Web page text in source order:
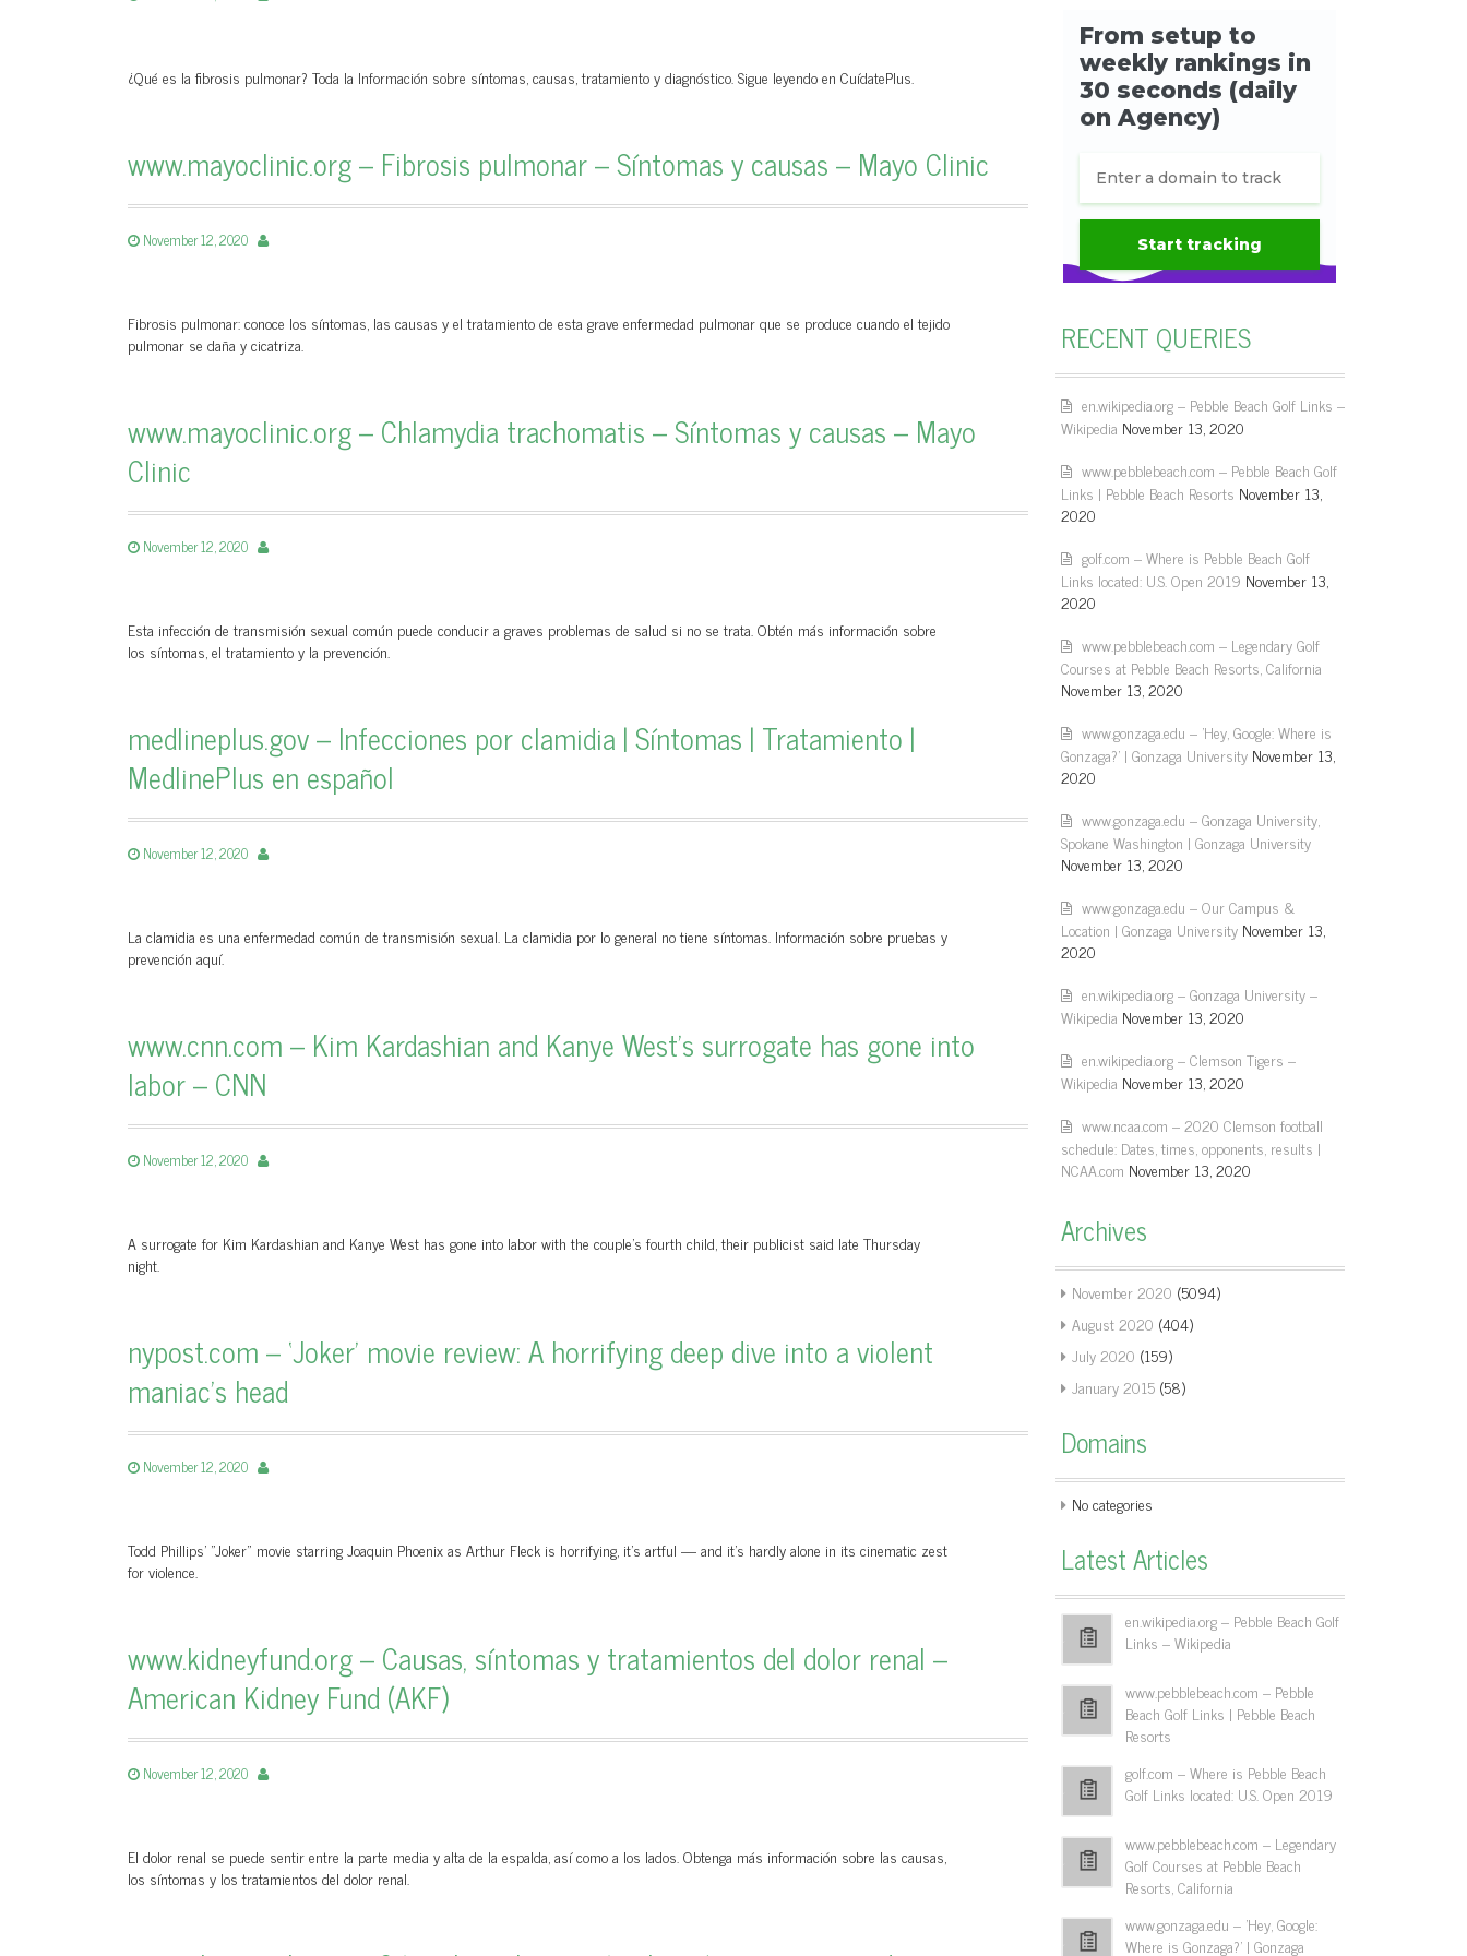
¿Qué es la fibrosis pulmonar? Toda la Información sobre síntomas, causas, tratamiento y diagnóstico. Sigue leyendo en CuídatePlus.
www.mayoclinic.org – Fibrosis pulmonar – Síntomas y causas – Mayo Clinic
November 12, 2020
Fibrosis pulmonar: conoce los síntomas, las causas y el tratamiento de esta grave enfermedad pulmonar que se produce cuando el tejido
pulmonar se daña y cicatriza.
www.mayoclinic.org – Chlamydia trachomatis – Síntomas y causas – Mayo
Clinic
November 12, 2020
Esta infección de transmisión sexual común puede conducir a graves problemas de salud si no se trata. Obtén más información sobre
los síntomas, el tratamiento y la prevención.
medlineplus.gov – Infecciones por clamidia | Síntomas | Tratamiento |
MedlinePlus en español
November 12, 2020
La clamidia es una enfermedad común de transmisión sexual. La clamidia por lo general no tiene síntomas. Información sobre pruebas y
prevención aquí.
www.cnn.com – Kim Kardashian and Kanye West’s surrogate has gone into
labor – CNN
November 12, 2020
A surrogate for Kim Kardashian and Kanye West has gone into labor with the couple's fourth child, their publicist said late Thursday
night.
nypost.com – ‘Joker’ movie review: A horrifying deep dive into a violent
maniac’s head
November 12, 2020
Todd Phillips' "Joker" movie starring Joaquin Phoenix as Arthur Fleck is horrifying, it's artful — and it's hardly alone in its cinematic zest
for violence.
www.kidneyfund.org – Causas, síntomas y tratamientos del dolor renal –
American Kidney Fund (AKF)
November 12, 2020
El dolor renal se puede sentir entre la parte media y alta de la espalda, así como a los lados. Obtenga más información sobre las causas,
los síntomas y los tratamientos del dolor renal.
RECENT QUERIES
en.wikipedia.org – Pebble Beach Golf Links –
Wikipedia November 13, 2020
www.pebblebeach.com – Pebble Beach Golf
Links | Pebble Beach Resorts November 13,
2020
golf.com – Where is Pebble Beach Golf
Links located: U.S. Open 2019 November 13,
2020
www.pebblebeach.com – Legendary Golf
Courses at Pebble Beach Resorts, California
November 13, 2020
www.gonzaga.edu – 'Hey, Google: Where is
Gonzaga?' | Gonzaga University November 13,
2020
www.gonzaga.edu – Gonzaga University,
Spokane Washington | Gonzaga University
November 13, 2020
www.gonzaga.edu – Our Campus &
Location | Gonzaga University November 13,
2020
en.wikipedia.org – Gonzaga University –
Wikipedia November 13, 2020
en.wikipedia.org – Clemson Tigers –
Wikipedia November 13, 2020
www.ncaa.com – 2020 Clemson football
schedule: Dates, times, opponents, results |
NCAA.com November 13, 2020
Archives
November 2020 (5094)
August 2020 (404)
July 2020 (159)
January 2015 (58)
Domains
No categories
Latest Articles
en.wikipedia.org – Pebble Beach Golf
Links – Wikipedia
www.pebblebeach.com – Pebble
Beach Golf Links | Pebble Beach
Resorts
golf.com – Where is Pebble Beach
Golf Links located: U.S. Open 2019
www.pebblebeach.com – Legendary
Golf Courses at Pebble Beach
Resorts, California
www.gonzaga.edu – 'Hey, Google:
Where is Gonzaga?' | Gonzaga